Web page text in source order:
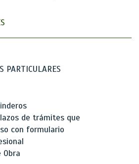
PARTICULARES
de trámites que
con formulario